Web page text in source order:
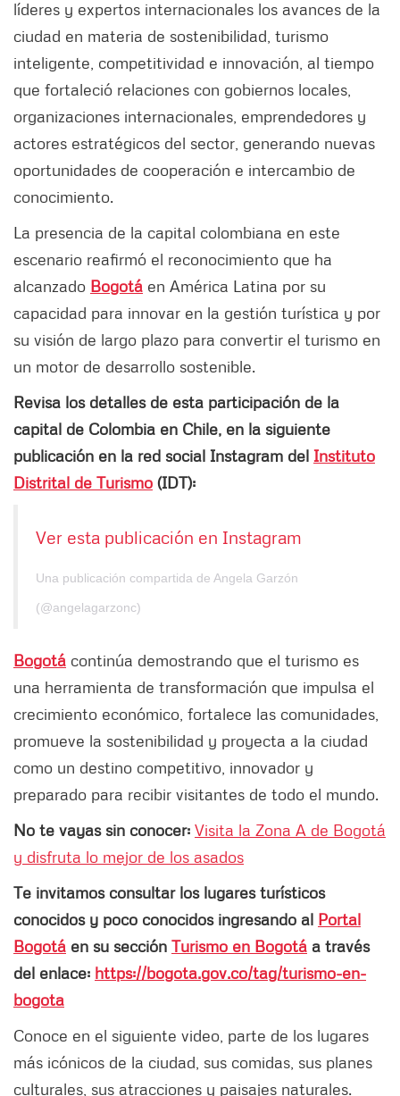
líderes y expertos internacionales los avances de la
ciudad en materia de sostenibilidad, turismo
inteligente, competitividad e innovación, al tiempo
que fortaleció relaciones con gobiernos locales,
organizaciones internacionales, emprendedores y
actores estratégicos del sector, generando nuevas
oportunidades de cooperación e intercambio de
conocimiento.
La presencia de la capital colombiana en este
escenario reafirmó el reconocimiento que ha
alcanzado Bogotá en América Latina por su
capacidad para innovar en la gestión turística y por
su visión de largo plazo para convertir el turismo en
un motor de desarrollo sostenible.
Revisa los detalles de esta participación de la
capital de Colombia en Chile, en la siguiente
publicación en la red social Instagram del Instituto
Distrital de Turismo (IDT):
Ver esta publicación en Instagram
Una publicación compartida de Angela Garzón
(@angelagarzonc)
Bogotá continúa demostrando que el turismo es
una herramienta de transformación que impulsa el
crecimiento económico, fortalece las comunidades,
promueve la sostenibilidad y proyecta a la ciudad
como un destino competitivo, innovador y
preparado para recibir visitantes de todo el mundo.
No te vayas sin conocer: Visita la Zona A de Bogotá
y disfruta lo mejor de los asados
Te invitamos consultar los lugares turísticos
conocidos y poco conocidos ingresando al Portal
Bogotá en su sección Turismo en Bogotá a través
del enlace: https://bogota.gov.co/tag/turismo-en-
bogota
Conoce en el siguiente video, parte de los lugares
más icónicos de la ciudad, sus comidas, sus planes
culturales, sus atracciones y paisajes naturales.